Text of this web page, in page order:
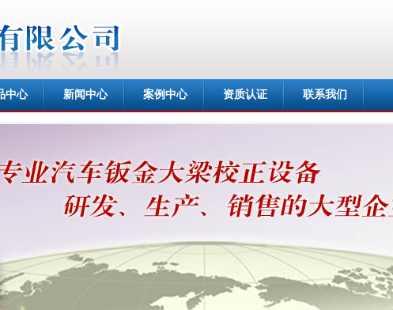
中心 新闻中心 案例中心 资质认证 联系我们